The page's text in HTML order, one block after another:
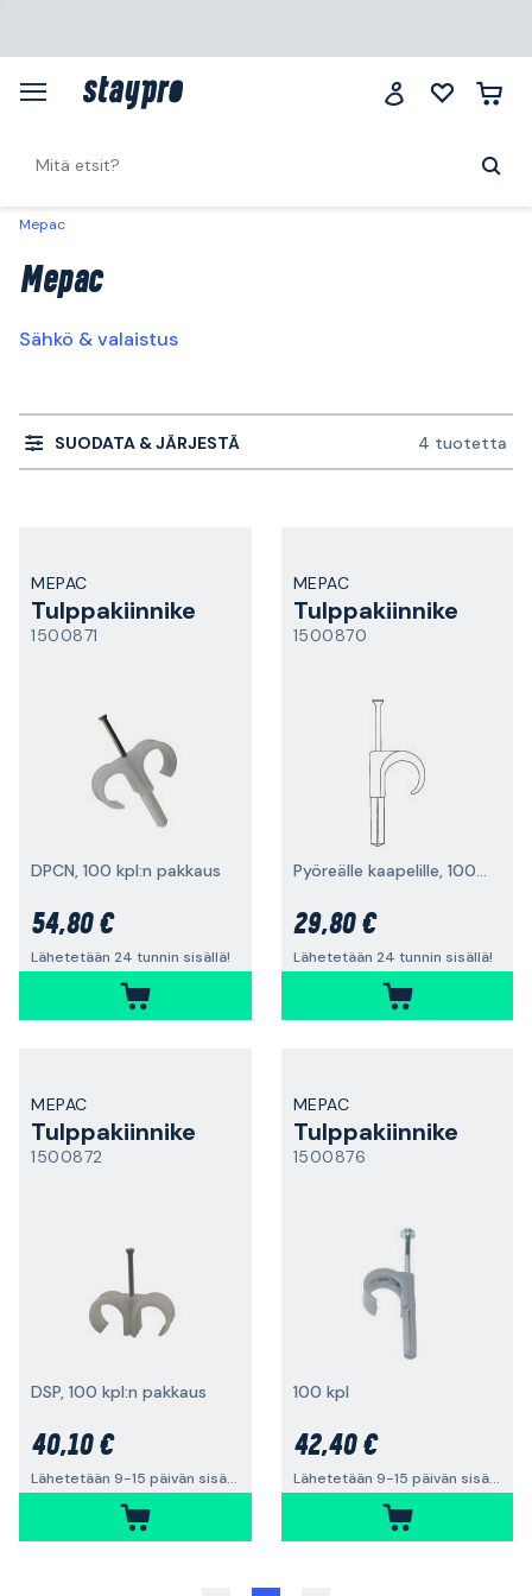
Mepac
Mepac
Sähkö & valaistus
SUODATA & JÄRJESTÄ 4 tuotetta
MEPAC
Tulppakiinnike
1500871
DPCN, 100 kpl:n pakkaus
54,80 €
Lähetetään 24 tunnin sisällä!
MEPAC
Tulppakiinnike
1500870
Pyöreälle kaapelille, 100 kpl/pakkaus
29,80 €
Lähetetään 24 tunnin sisällä!
MEPAC
Tulppakiinnike
1500872
DSP, 100 kpl:n pakkaus
40,10 €
Lähetetään 9-15 päivän sisällä
MEPAC
Tulppakiinnike
1500876
100 kpl
42,40 €
Lähetetään 9-15 päivän sisällä